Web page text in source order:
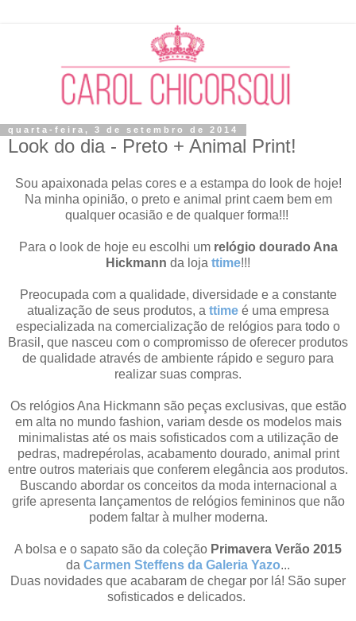
quarta-feira, 3 de setembro de 2014
Look do dia - Preto + Animal Print!
Sou apaixonada pelas cores e a estampa do look de hoje!
Na minha opinião, o preto e animal print caem bem em
qualquer ocasião e de qualquer forma!!!
Para o look de hoje eu escolhi um relógio dourado Ana
Hickmann da loja ttime!!!
Preocupada com a qualidade, diversidade e a constante
atualização de seus produtos, a ttime é uma empresa
especializada na comercialização de relógios para todo o
Brasil, que nasceu com o compromisso de oferecer produtos
de qualidade através de ambiente rápido e seguro para
realizar suas compras.
Os relógios Ana Hickmann são peças exclusivas, que estão
em alta no mundo fashion, variam desde os modelos mais
minimalistas até os mais sofisticados com a utilização de
pedras, madrepérolas, acabamento dourado, animal print
entre outros materiais que conferem elegância aos produtos.
Buscando abordar os conceitos da moda internacional a
grife apresenta lançamentos de relógios femininos que não
podem faltar à mulher moderna.
A bolsa e o sapato são da coleção Primavera Verão 2015
da Carmen Steffens da Galeria Yazo...
Duas novidades que acabaram de chegar por lá! São super
sofisticados e delicados.